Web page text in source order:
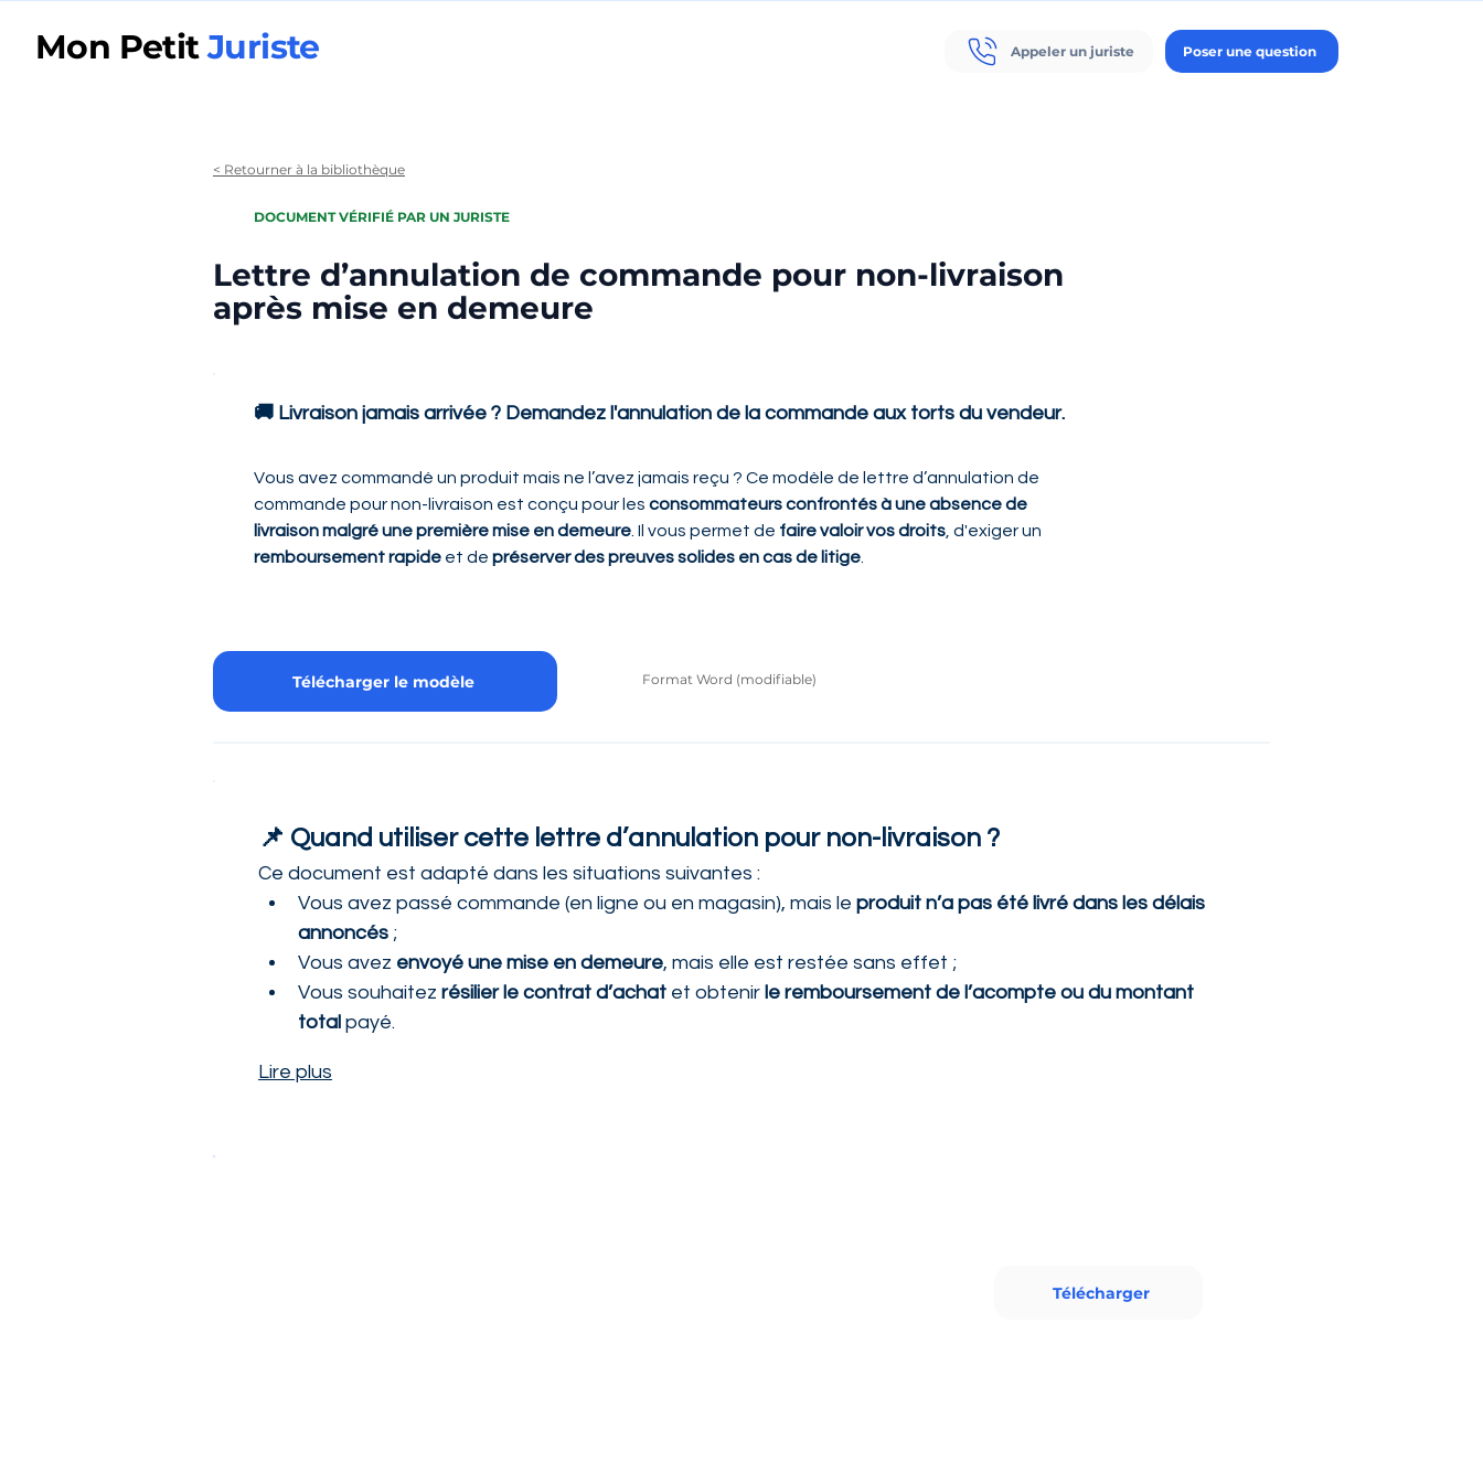
Mon PetitJuriste Appeler un juriste Poser une question
< Retourner à la bibliothèque
DOCUMENT VÉRIFIÉ PAR UN JURISTE
Lettre d’annulation de commande pour non-livraison
après mise en demeure
🚚 Livraison jamais arrivée ? Demandez l'annulation de la commande aux torts du vendeur.
Vous avez commandé un produit mais ne l’avez jamais reçu ? Ce modèle de lettre d’annulation de
commande pour non-livraison est conçu pour les consommateurs confrontés à une absence de
livraison malgré une première mise en demeure . Il vous permet de faire valoir vos droits , d'exiger un
remboursement rapide et de préserver des preuves solides en cas de litige
Télécharger le modèle Format Word (modifiable)
📌 Quand utiliser cette lettre d’annulation pour non-livraison ?
Ce document est adapté dans les situations suivantes :
Vous avez passé commande (en ligne ou en magasin), mais le produit n’a pas été livré dans les délais
annoncés ;
Vous avez envoyé une mise en demeure, mais elle est restée sans effet ;
Vous souhaitez résilier le contrat d’achat et obtenir le remboursement de l’acompte ou du montant
total payé.
Lire plus
Télécharger